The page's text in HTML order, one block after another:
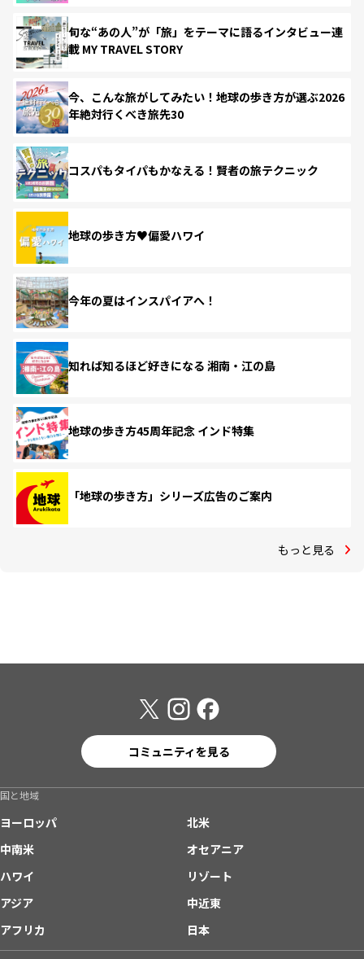
旬な“あの人”が「旅」をテーマに語るインタビュー連
載 MY TRAVEL STORY
今、こんな旅がしてみたい！地球の歩き方が選ぶ2026
年絶対行くべき旅先30
コスパもタイパもかなえる！賢者の旅テクニック
地球の歩き方♥偏愛ハワイ
今年の夏はインスパイアへ！
知れば知るほど好きになる 湘南・江の島
地球の歩き方45周年記念 インド特集
「地球の歩き方」シリーズ広告のご案内
もっと見る
コミュニティを見る
国と地域
ヨーロッパ
北米
中南米
オセアニア
ハワイ
リゾート
アジア
中近東
アフリカ
日本